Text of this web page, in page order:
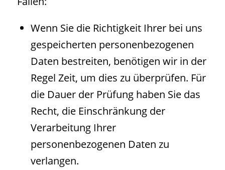
Wenn Sie die Richtigkeit Ihrer bei uns
gespeicherten personenbezogenen
Daten bestreiten, benötigen wir in der
Regel Zeit, um dies zu überprüfen. Für
die Dauer der Prüfung haben Sie das
Recht, die Einschränkung der
Verarbeitung Ihrer
personenbezogenen Daten zu
verlangen.